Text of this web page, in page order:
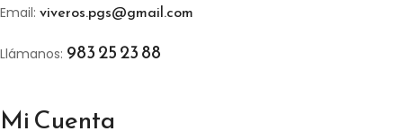
Email: viveros.pgs@gmail.com
Llámanos: 983 25 23 88
Mi Cuenta